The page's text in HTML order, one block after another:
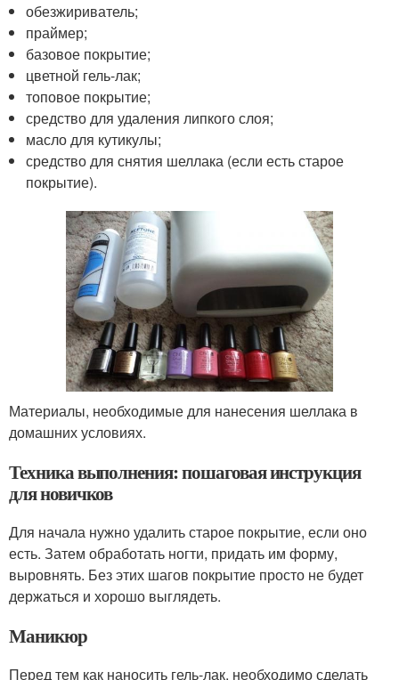
обезжириватель;
праймер;
базовое покрытие;
цветной гель-лак;
топовое покрытие;
средство для удаления липкого слоя;
масло для кутикулы;
средство для снятия шеллака (если есть старое
покрытие).
Материалы, необходимые для нанесения шеллака в
домашних условиях.
Техника выполнения: пошаговая инструкция
для новичков
Для начала нужно удалить старое покрытие, если оно
есть. Затем обработать ногти, придать им форму,
выровнять. Без этих шагов покрытие просто не будет
держаться и хорошо выглядеть.
Маникюр
Перед тем как наносить гель-лак, необходимо сделать